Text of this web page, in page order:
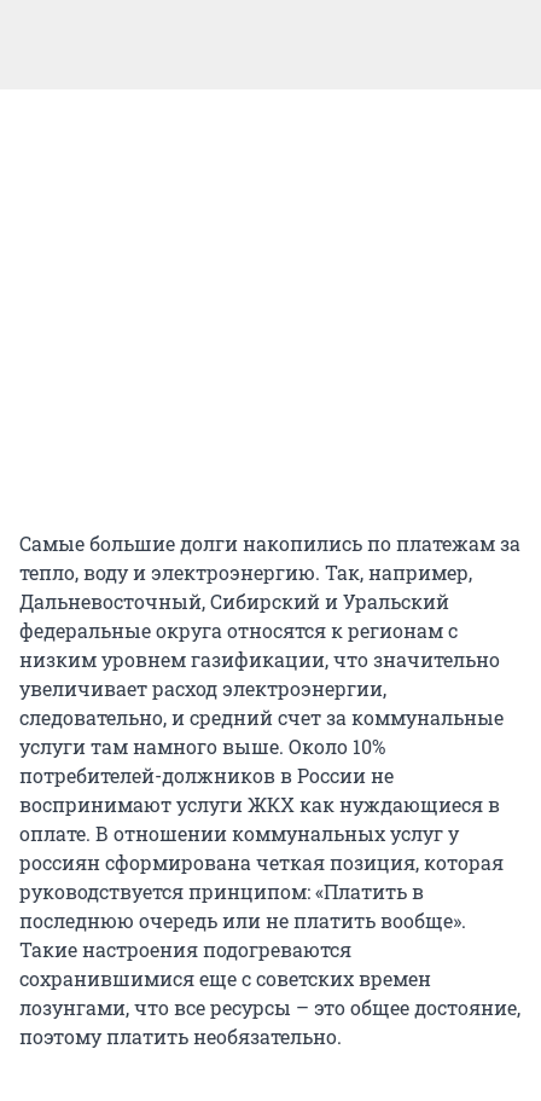
Самые большие долги накопились по платежам за
тепло, воду и электроэнергию. Так, например,
Дальневосточный, Сибирский и Уральский
федеральные округа относятся к регионам с
низким уровнем газификации, что значительно
увеличивает расход электроэнергии,
следовательно, и средний счет за коммунальные
услуги там намного выше. Около 10%
потребителей-должников в России не
воспринимают услуги ЖКХ как нуждающиеся в
оплате. В отношении коммунальных услуг у
россиян сформирована четкая позиция, которая
руководствуется принципом: «Платить в
последнюю очередь или не платить вообще».
Такие настроения подогреваются
сохранившимися еще с советских времен
лозунгами, что все ресурсы – это общее достояние,
поэтому платить необязательно.